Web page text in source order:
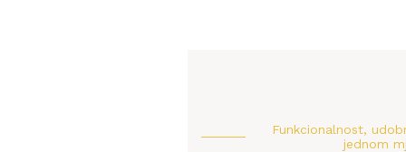
Funkcionalnost,
jednom